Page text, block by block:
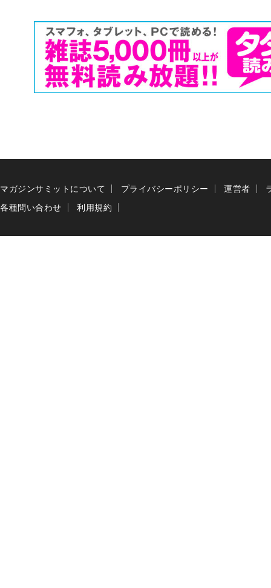
マガジンサミットについて プライバシーポリシー 運営者
各種問い合わせ
利用規約